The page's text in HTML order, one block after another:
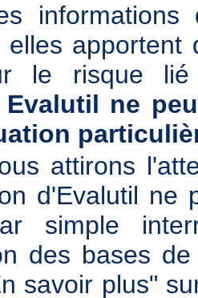
informations
elles
le risque
Evalutil ne
attirons
d'Evalutil ne
simple
des bases
savoir plus"